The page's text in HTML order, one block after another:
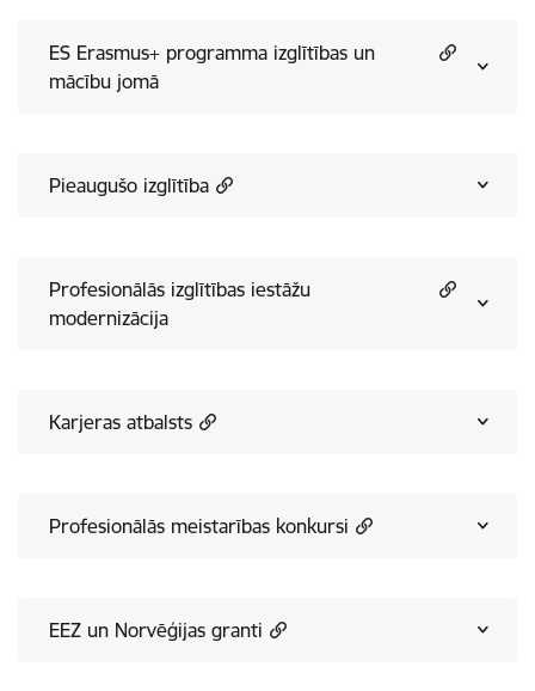
ES Erasmus+ programma izglītības un
mācību jomā
Pieaugušo izglītība
Profesionālās izglītības iestāžu
modernizācija
Karjeras atbalsts
Profesionālās meistarības konkursi
EEZ un Norvēģijas granti